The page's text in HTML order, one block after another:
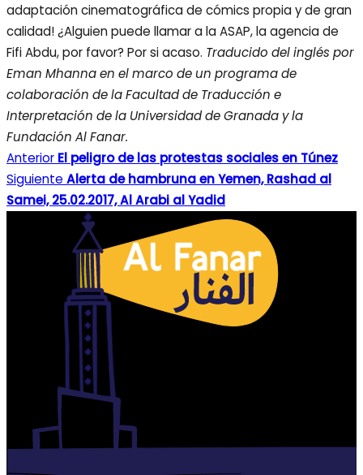
adaptación cinematográfica de cómics propia y de gran
calidad! ¿Alguien puede llamar a la ASAP, la agencia de
Fifi Abdu, por favor? Por si acaso. Traducido del inglés por
Eman Mhanna en el marco de un programa de
colaboración de la Facultad de Traducción e
Interpretación de la Universidad de Granada y la
Fundación Al Fanar.
Anterior El peligro de las protestas sociales en Túnez
Siguiente Alerta de hambruna en Yemen, Rashad al
Samei, 25.02.2017, Al Arabi al Yadid